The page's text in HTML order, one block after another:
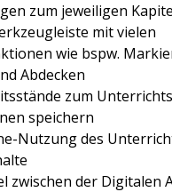
zum jeweiligen
mit vielen
wie bspw.
Abdecken
zum
speichern
Nutzung des
zwischen der Digitalen